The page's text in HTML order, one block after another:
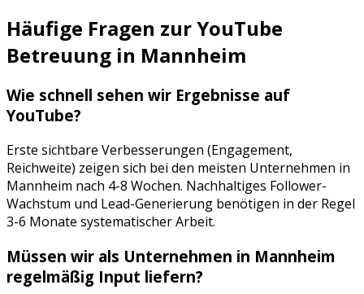
Häufige Fragen zurYouTube
Betreuung in Mannheim
Wie schnell sehen wir Ergebnisse auf
YouTube?
Erste sichtbare Verbesserungen (Engagement,
Reichweite) zeigen sich bei den meisten Unternehmen in
Mannheim nach 4-8 Wochen. Nachhaltiges Follower-
Wachstum und Lead-Generierung benötigen in der Regel
3-6 Monate systematischer Arbeit.
Müssen wir als Unternehmen in Mannheim
regelmäßig Input liefern?